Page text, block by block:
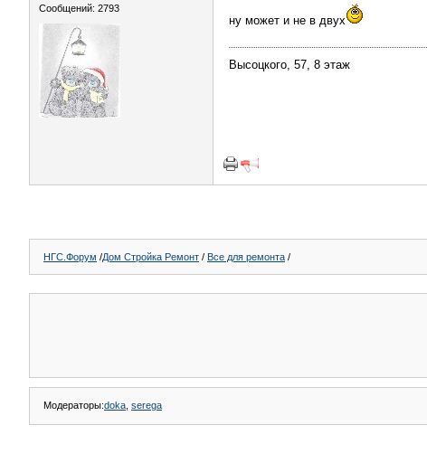
Сообщений: 2793
ну может и не в двух
Высоцкого, 57, 8 этаж
НГС.Форум /Дом Стройка Ремонт / Все для ремонта /
Модераторы:doka serega